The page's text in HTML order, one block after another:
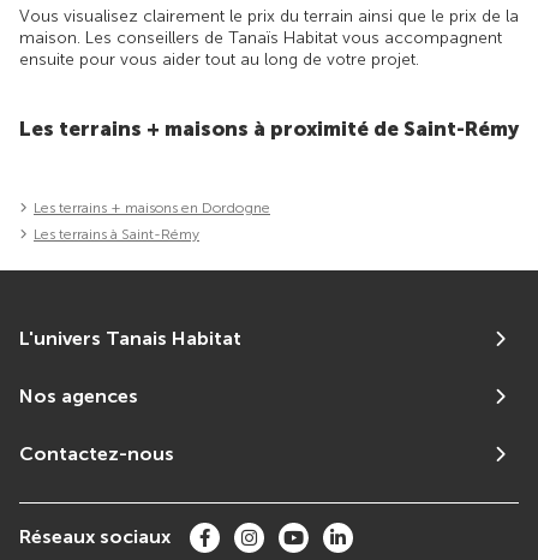
Vous visualisez clairement le prix du terrain ainsi que le prix de la
maison. Les conseillers de Tanaïs Habitat vous accompagnent
ensuite pour vous aider tout au long de votre projet.
Les terrains + maisons à proximité de Saint-Rémy
Les terrains + maisons en Dordogne
Les terrains à Saint-Rémy
L'univers Tanais Habitat
Nos agences
Contactez-nous
Réseaux sociaux